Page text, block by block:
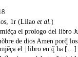
1r (Lilao et al.)
el prologo del libro
de dios Amen porq̃
el | libro en q̃ ha […]
o